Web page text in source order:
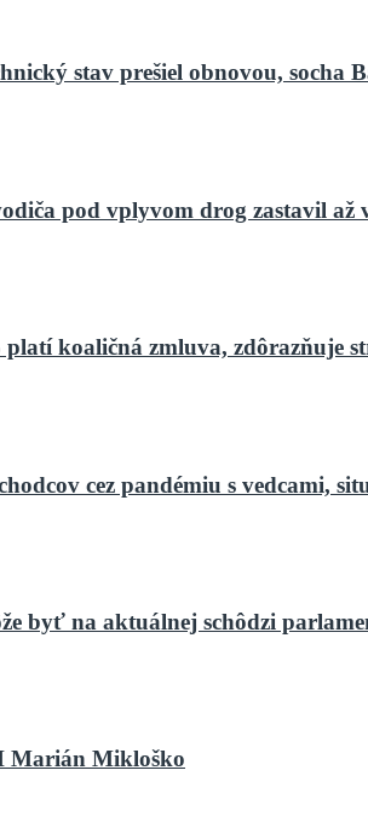
stav prešiel obnovou,
pod vplyvom drog zastavil až
koaličná zmluva, zdôrazňuje
cez pandémiu s vedcami,
byť na aktuálnej schôdzi
Marián Mikloško